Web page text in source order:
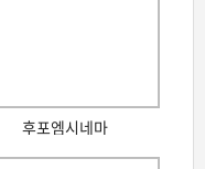
후포엠시네마